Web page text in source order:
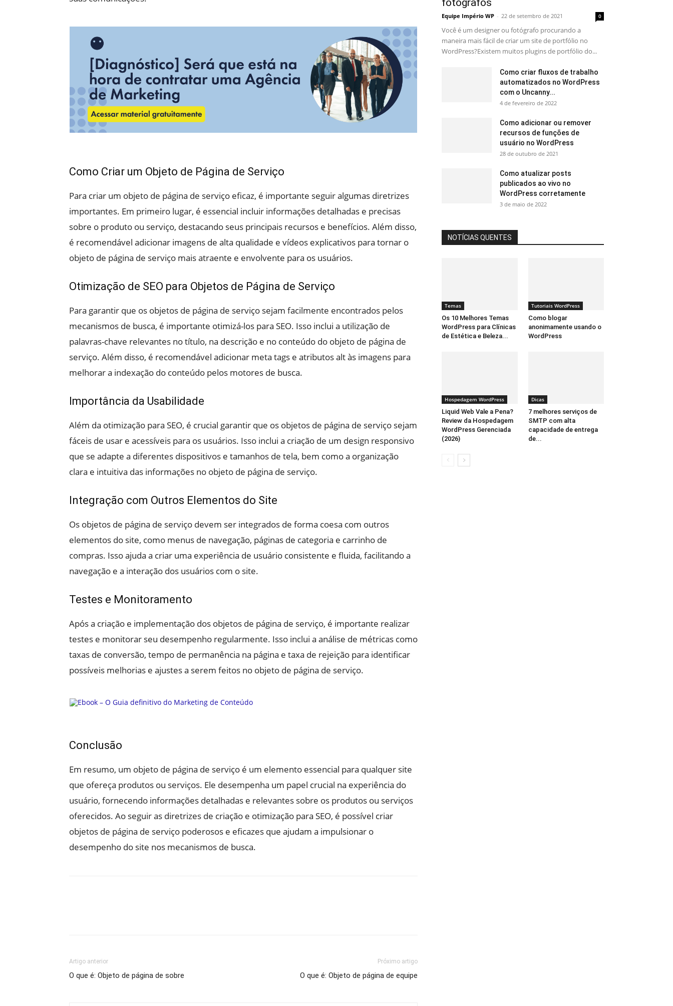
Como Criar um Objeto de Página de Serviço
Para criar um objeto de página de serviço eficaz, é importante seguir algumas diretrizes
importantes. Em primeiro lugar, é essencial incluir informações detalhadas e precisas
sobre o produto ou serviço, destacando seus principais recursos e benefícios. Além disso,
é recomendável adicionar imagens de alta qualidade e vídeos explicativos para tornar o
objeto de página de serviço mais atraente e envolvente para os usuários.
Otimização de SEO para Objetos de Página de Serviço
Para garantir que os objetos de página de serviço sejam facilmente encontrados pelos
mecanismos de busca, é importante otimizá-los para SEO. Isso inclui a utilização de
palavras-chave relevantes no título, na descrição e no conteúdo do objeto de página de
serviço. Além disso, é recomendável adicionar meta tags e atributos alt às imagens para
melhorar a indexação do conteúdo pelos motores de busca.
Importância da Usabilidade
Além da otimização para SEO, é crucial garantir que os objetos de página de serviço sejam
fáceis de usar e acessíveis para os usuários. Isso inclui a criação de um design responsivo
que se adapte a diferentes dispositivos e tamanhos de tela, bem como a organização
clara e intuitiva das informações no objeto de página de serviço.
Integração com Outros Elementos do Site
Os objetos de página de serviço devem ser integrados de forma coesa com outros
elementos do site, como menus de navegação, páginas de categoria e carrinho de
compras. Isso ajuda a criar uma experiência de usuário consistente e fluida, facilitando a
navegação e a interação dos usuários com o site.
Testes e Monitoramento
Após a criação e implementação dos objetos de página de serviço, é importante realizar
testes e monitorar seu desempenho regularmente. Isso inclui a análise de métricas como
taxas de conversão, tempo de permanência na página e taxa de rejeição para identificar
possíveis melhorias e ajustes a serem feitos no objeto de página de serviço.
Conclusão
Em resumo, um objeto de página de serviço é um elemento essencial para qualquer site
que ofereça produtos ou serviços. Ele desempenha um papel crucial na experiência do
usuário, fornecendo informações detalhadas e relevantes sobre os produtos ou serviços
oferecidos. Ao seguir as diretrizes de criação e otimização para SEO, é possível criar
objetos de página de serviço poderosos e eficazes que ajudam a impulsionar o
desempenho do site nos mecanismos de busca.
Artigo anterior
O que é: Objeto de página de sobre
Próximo artigo
O que é: Objeto de página de equipe
Equipe Império WP - 22 de setembro de 2021 0
Você é um designer ou fotógrafo procurando a
maneira mais fácil de criar um site de portfólio no
WordPress?Existem muitos plugins de portfólio do...
Como criar fluxos de trabalho
automatizados no WordPress
com o Uncanny...
4 de fevereiro de 2022
Como adicionar ou remover
recursos de funções de
usuário no WordPress
28 de outubro de 2021
Como atualizar posts
publicados ao vivo no
WordPress corretamente
3 de maio de 2022
NOTÍCIAS QUENTES
Temas
Os 10 Melhores Temas
WordPress para Clínicas
de Estética e Beleza...
Tutoriais WordPress
Como blogar
anonimamente usando o
WordPress
Hospedagem WordPress
Liquid Web Vale a Pena?
Review da Hospedagem
WordPress Gerenciada
(2026)
Dicas
7 melhores serviços de
SMTP com alta
capacidade de entrega
de...